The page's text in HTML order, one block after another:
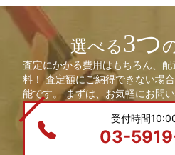
選べる3つ
査定にかかる費用はもちろん、
料！ 査定額にご納得できない場
能です。 まずは、お気軽にお問い
受付時間
03-